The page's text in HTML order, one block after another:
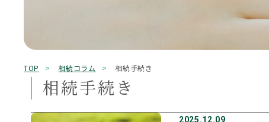
0120-775-525
【初回無料】平日9:00～18:00（土日祝、12/30～1/
有価証券
キーワード検索
もめる兄弟姉妹延滞税必要書類控除株式相続相続手続き相続権
Office Information
TOP 相続コラム 相続手続き
相続手続き
2025.12.09